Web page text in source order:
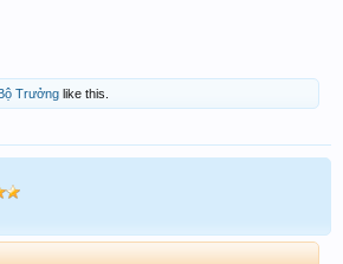
Trưởng like this.